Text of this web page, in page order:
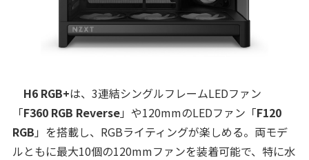
H6 RGB+は、3連結シングルフレームLEDファン
「F360 RGB Reverse」や120mmのLEDファン「F120
RGB 」を搭載し、RGBライティングが楽しめる。両モデ
ルともに最大10個の120mmファンを装着可能で、特に水